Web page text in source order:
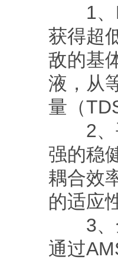
1、
获得超
敌的基
液，从
量（
2、平
强的稳
耦合效
的适应
3、全
通过